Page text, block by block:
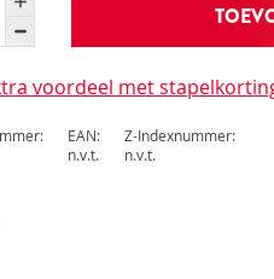
voordeel met
EAN:
n.v.t.
Z-Indexnummer:
n.v.t.